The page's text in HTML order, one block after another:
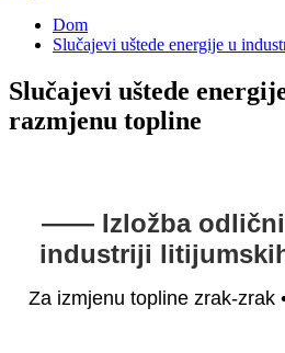
Dom
Slučajevi uštede energije u
Slučajevi uštede
razmjenu topline
—— Izložba
industriji
Za izmjenu topline zrak-zrak